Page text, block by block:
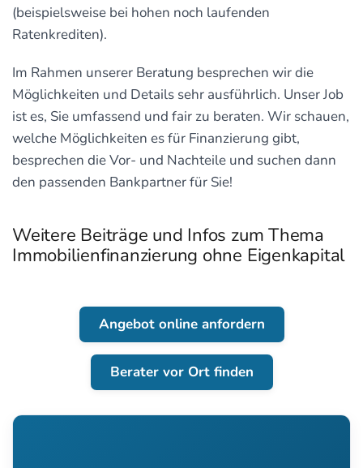
(beispielsweise bei hohen noch laufenden
Ratenkrediten).
Im Rahmen unserer Beratung besprechen wir die
Möglichkeiten und Details sehr ausführlich. Unser Job
ist es, Sie umfassend und fair zu beraten. Wir schauen,
welche Möglichkeiten es für Finanzierung gibt,
besprechen die Vor- und Nachteile und suchen dann
den passenden Bankpartner für Sie!
Weitere Beiträge und Infos zum Thema
Immobilienfinanzierung ohne Eigenkapital
Angebot online anfordern
Berater vor Ort finden